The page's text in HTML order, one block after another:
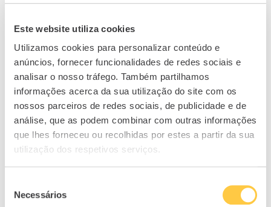
Este website utiliza cookies
Utilizamos cookies para personalizar conteúdo e
anúncios, fornecer funcionalidades de redes sociais e
analisar o nosso tráfego. Também partilhamos
informações acerca da sua utilização do site com os
nossos parceiros de redes sociais, de publicidade e de
análise, que as podem combinar com outras informações
que lhes forneceu ou recolhidas por estes a partir da sua
utilização dos respetivos serviços.
Necessários
Roadshow Financeiro na
televisão
O Roadshow Financeiro, programa de
educação financeira para jovens, já está atrair